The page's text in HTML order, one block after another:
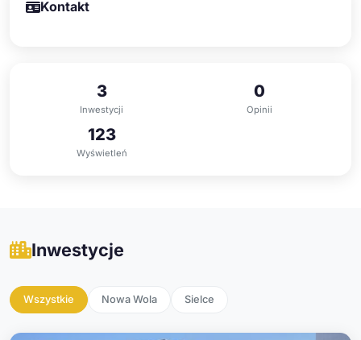
Kontakt
3
Inwestycji
0
Opinii
123
Wyświetleń
Inwestycje
Wszystkie Nowa Wola Sielce